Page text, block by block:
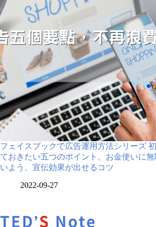
フェイスブックで広告運用方法シリーズ
ておきたい五つのポイント、お金使いに
いよう、宣伝効果が出せるコツ
2022-09-27